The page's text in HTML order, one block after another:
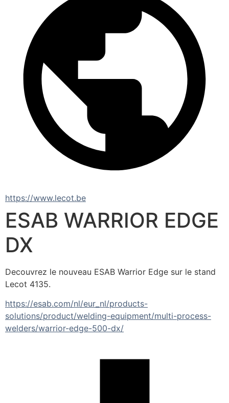
https://www.lecot.be
ESAB WARRIOR EDGE
DX
Decouvrez le nouveau ESAB Warrior Edge sur le stand
Lecot 4135.
https://esab.com/nl/eur_nl/products-
solutions/product/welding-equipment/multi-process-
welders/warrior-edge-500-dx/